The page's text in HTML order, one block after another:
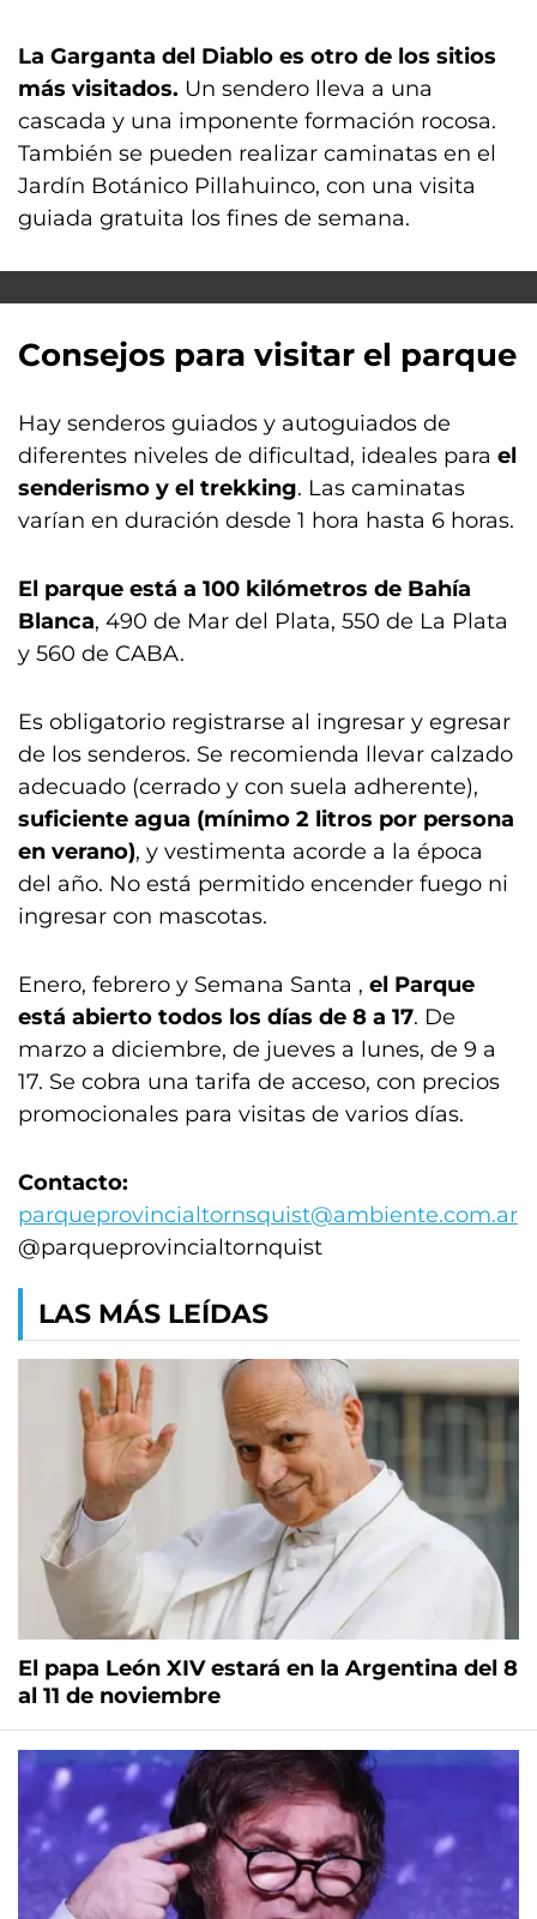
La Garganta del Diablo es otro de los sitios
más visitados. Un sendero lleva a una
cascada y una imponente formación rocosa.
También se pueden realizar caminatas en el
Jardín Botánico Pillahuinco, con una visita
guiada gratuita los fines de semana.
Consejos para visitar el parque
Hay senderos guiados y autoguiados de
diferentes niveles de dificultad, ideales para el
senderismo y el trekking. Las caminatas
varían en duración desde 1 hora hasta 6 horas.
El parque está a 100 kilómetros de Bahía
Blanca, 490 de Mar del Plata, 550 de La Plata
y 560 de CABA.
Es obligatorio registrarse al ingresar y egresar
de los senderos. Se recomienda llevar calzado
adecuado (cerrado y con suela adherente),
suficiente agua (mínimo 2 litros por persona
en verano), y vestimenta acorde a la época
del año. No está permitido encender fuego ni
ingresar con mascotas.
Enero, febrero y Semana Santa , el Parque
está abierto todos los días de 8 a 17. De
marzo a diciembre, de jueves a lunes, de 9 a
17. Se cobra una tarifa de acceso, con precios
promocionales para visitas de varios días.
Contacto:
parqueprovincialtornsquist@ambiente.com.ar
@parqueprovincialtornquist
LAS MÁS LEÍDAS
El papa León XIV estará en la Argentina del 8
al 11 de noviembre